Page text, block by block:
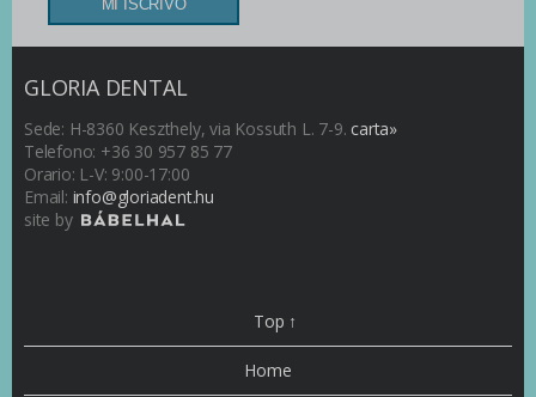
GLORIA DENTAL
Sede: H-8360 Keszthely, via Kossuth L. 7-9. carta»
Telefono: +36 30 957 85 77
Orario: L-V: 9:00-17:00
Email: info@gloriadent.hu
site by
Top ↑
Home